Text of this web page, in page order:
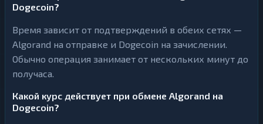
Dogecoin?
Время зависит от подтверждений в обеих сетях —
Algorand на отправке и Dogecoin на зачислении.
Обычно операция занимает от нескольких минут до
получаса.
Какой курс действует при обмене Algorand на
Dogecoin?